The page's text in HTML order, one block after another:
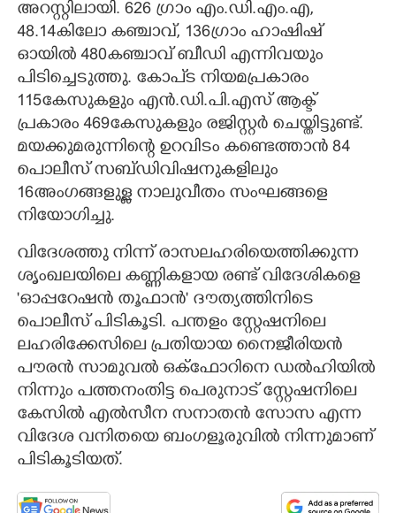
അറസ്റ്റിലായി. 626 ഗ്രാം എം.ഡി.എം.എ,
48.14കിലോ കഞ്ചാവ്, 136ഗ്രാം ഹാഷിഷ്
ഓയിൽ 480കഞ്ചാവ് ബീഡി എന്നിവയും
പിടിച്ചെടുത്തു. കോപ്ട നിയമപ്രകാരം
115കേസുകളും എൻ.ഡി.പി.എസ് ആക്ട്
പ്രകാരം 469കേസുകളും രജിസ്റ്റർ ചെയ്തിട്ടുണ്ട്.
മയക്കുമരുന്നിന്റെ ഉറവിടം കണ്ടെത്താൻ 84
പൊലീസ് സബ്ഡിവിഷനുകളിലും
16അംഗങ്ങളുള്ള നാലുവീതം സംഘങ്ങളെ
നിയോഗിച്ചു.
വിദേശത്തു നിന്ന് രാസലഹരിയെത്തിക്കുന്ന
ശൃംഖലയിലെ കണ്ണികളായ രണ്ട് വിദേശികളെ
'ഓപ്പറേഷൻ തൂഫാൻ' ദൗത്യത്തിനിടെ
പൊലീസ് പിടികൂടി. പന്തളം സ്റ്റേഷനിലെ
ലഹരിക്കേസിലെ പ്രതിയായ നൈജീരിയൻ
പൗരൻ സാമുവൽ ഒക്ഫോറിനെ ഡൽഹിയിൽ
നിന്നും പത്തനംതിട്ട പെരുനാട് സ്റ്റേഷനിലെ
കേസിൽ എൽസീന സനാതൻ സോസ എന്ന
വിദേശ വനിതയെ ബംഗളൂരുവിൽ നിന്നുമാണ്
പിടികൂടിയത്.